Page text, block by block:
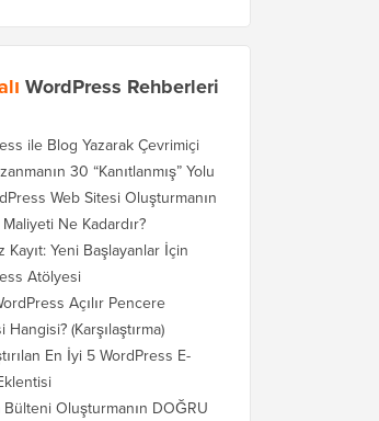
WordPress Rehberleri
ile Blog Yazarak Çevrimiçi
30 “Kanıtlanmış” Yolu
Web Sitesi Oluşturmanın
Ne Kadardır?
Kayıt: Yeni Başlayanlar İçin
Atölyesi
Açılır Pencere
Hangisi? (Karşılaştırma)
En İyi 5 WordPress E-
Bülteni Oluşturmanın DOĞRU